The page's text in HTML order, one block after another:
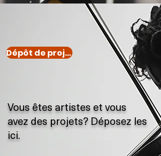
Dépôt de projet
Vous êtes artistes et vous
avez des projets? Déposez les
ici.